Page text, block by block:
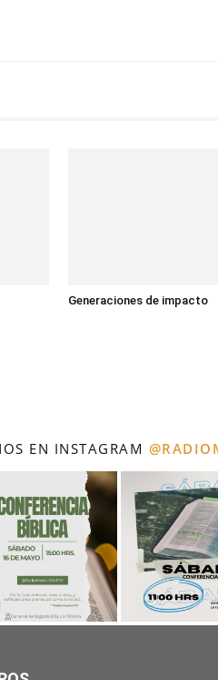
Generaciones de impacto
EN INSTAGRAM